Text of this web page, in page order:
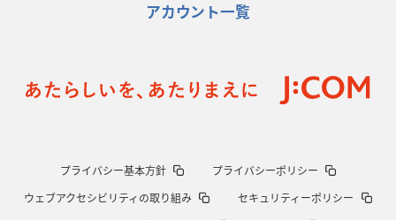
アカウント一覧
プライバシー基本方針
プライバシーポリシー
ウェブアクセシビリティの取り組み
セキュリティーポリシー